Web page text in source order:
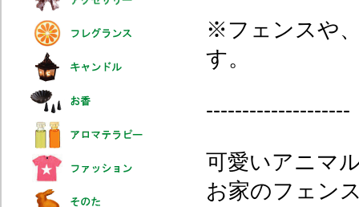
※フェンスや
す。
--------------------
可愛いアニマ
お家のフェン